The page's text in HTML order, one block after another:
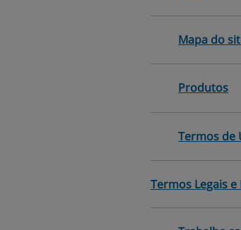
Mapa do
Produtos
Termos de
Termos Legais